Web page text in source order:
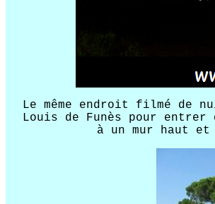
Le même endroit filmé de
Louis de Funès pour
à un mur haut